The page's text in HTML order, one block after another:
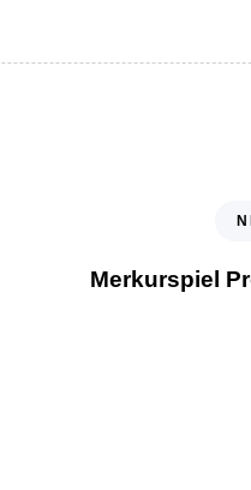
Merkurspiel